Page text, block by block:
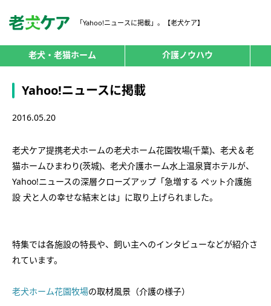
「Yahoo!ニュースに掲載」。【老犬ケア】
老犬・老猫ホーム 介護ノウハウ
Yahoo!ニュースに掲載
2016.05.20
老犬ケア提携老犬ホームの老犬ホーム花園牧場(千葉)、老犬＆老
猫ホームひまわり(茨城)、老犬介護ホーム水上温泉寶ホテルが、
Yahoo!ニュースの深層クローズアップ「急増する ペット介護施
設 犬と人の幸せな結末とは」に取り上げられました。
特集では各施設の特長や、飼い主へのインタビューなどが紹介さ
れています。
老犬ホーム花園牧場の取材風景（介護の様子）